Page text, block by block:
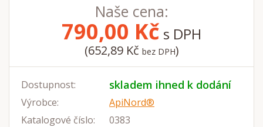
Naše cena:
790,00 Kč s DPH
(652,89 Kč bez DPH)
Dostupnost: skladem ihned k dodání
Výrobce:
ApiNord®
Katalogové číslo:
0383